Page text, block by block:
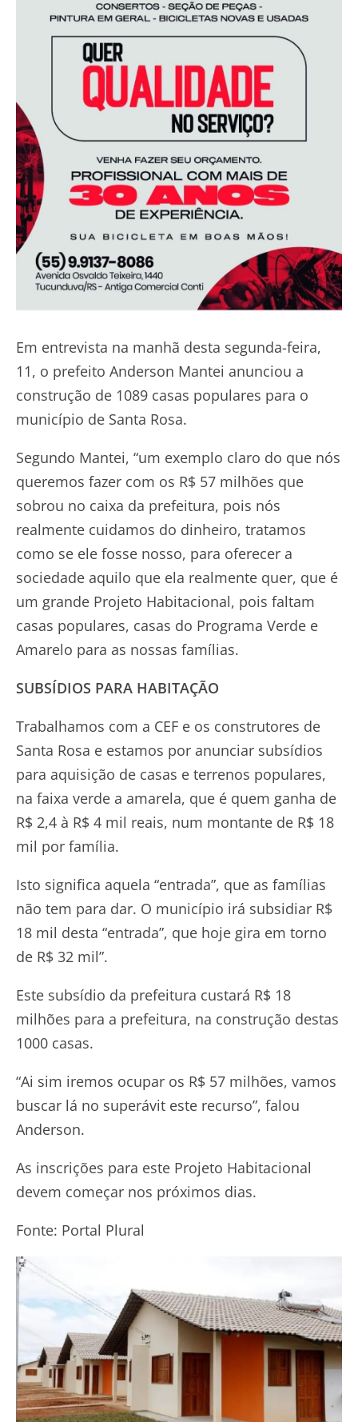
Em entrevista na manhã desta segunda-feira,
11, o prefeito Anderson Mantei anunciou a
construção de 1089 casas populares para o
município de Santa Rosa.
Segundo Mantei, “um exemplo claro do que nós
queremos fazer com os R$ 57 milhões que
sobrou no caixa da prefeitura, pois nós
realmente cuidamos do dinheiro, tratamos
como se ele fosse nosso, para oferecer a
sociedade aquilo que ela realmente quer, que é
um grande Projeto Habitacional, pois faltam
casas populares, casas do Programa Verde e
Amarelo para as nossas famílias.
SUBSÍDIOS PARA HABITAÇÃO
Trabalhamos com a CEF e os construtores de
Santa Rosa e estamos por anunciar subsídios
para aquisição de casas e terrenos populares,
na faixa verde a amarela, que é quem ganha de
R$ 2,4 à R$ 4 mil reais, num montante de R$ 18
mil por família.
Isto significa aquela “entrada”, que as famílias
não tem para dar. O município irá subsidiar R$
18 mil desta “entrada”, que hoje gira em torno
de R$ 32 mil”.
Este subsídio da prefeitura custará R$ 18
milhões para a prefeitura, na construção destas
1000 casas.
“Ai sim iremos ocupar os R$ 57 milhões, vamos
buscar lá no superávit este recurso”, falou
Anderson.
As inscrições para este Projeto Habitacional
devem começar nos próximos dias.
Fonte: Portal Plural